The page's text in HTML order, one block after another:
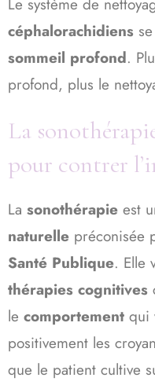
Le système de
céphalorachidiens
sommeil profond.
profond, plus le
La
pour contrer
La sonothérapie est
naturelle préconisée
Santé Publique. Elle
thérapies cognitives
le comportement qui
positivement les
que le patient cultive